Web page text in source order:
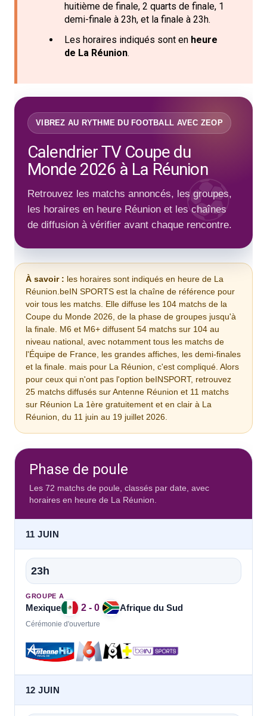
huitième de finale, 2 quarts de finale, 1
demi-finale à 23h, et la finale à 23h.
Les horaires indiqués sont en heure
de La Réunion.
VIBREZ AU RYTHME DU FOOTBALL AVEC ZEOP
Calendrier TV Coupe du
Monde 2026 à La Réunion
Retrouvez les matchs annoncés, les groupes,
les horaires en heure Réunion et les chaînes
de diffusion à vérifier avant chaque rencontre.
À savoir : les horaires sont indiqués en heure de La
Réunion.beIN SPORTS est la chaîne de référence pour
voir tous les matchs. Elle diffuse les 104 matchs de la
Coupe du Monde 2026, de la phase de groupes jusqu'à
la finale. M6 et M6+ diffusent 54 matchs sur 104 au
niveau national, avec notamment tous les matchs de
l'Équipe de France, les grandes affiches, les demi-finales
et la finale. mais pour La Réunion, c'est compliqué. Alors
pour ceux qui n'ont pas l'option beINSPORT, retrouvez
25 matchs diffusés sur Antenne Réunion et 11 matchs
sur Réunion La 1ère gratuitement et en clair à La
Réunion, du 11 juin au 19 juillet 2026.
Phase de poule
Les 72 matchs de poule, classés par date, avec
horaires en heure de La Réunion.
11 JUIN
23h
GROUPE A
Mexique 2 - 0 Afrique du Sud
Cérémonie d'ouverture
12 JUIN